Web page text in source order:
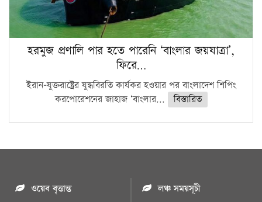
হরমুজ প্রণালি পার হতে পারেনি ‘বাংলার জয়যাত্রা’,
ফিরে…
ইরান-যুক্তরাষ্ট্রের যুদ্ধবিরতি কার্যকর হওয়ার পর বাংলাদেশ শিপিং
করপোরেশনের জাহাজ ‘বাংলার...
বিস্তারিত
ওয়েব বৃত্তান্ত
লঞ্চ সময়সূচী